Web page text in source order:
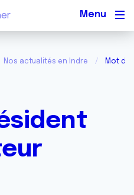
Nos actualités en Indre Mot du